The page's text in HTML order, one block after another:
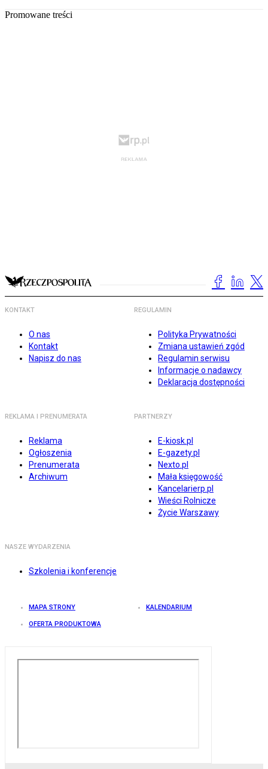
Promowane treści
KONTAKT
O nas
Kontakt
Napisz do nas
REGULAMIN
Polityka Prywatności
Zmiana ustawień zgód
Regulamin serwisu
Informacje o nadawcy
Deklaracja dostępności
REKLAMA I PRENUMERATA
Reklama
Ogłoszenia
Prenumerata
Archiwum
PARTNERZY
E-kiosk.pl
E-gazety.pl
Nexto.pl
Mała księgowość
Kancelarierp.pl
Wieści Rolnicze
Życie Warszawy
NASZE WYDARZENIA
Szkolenia i konferencje
MAPA STRONY KALENDARIUM
OFERTA PRODUKTOWA